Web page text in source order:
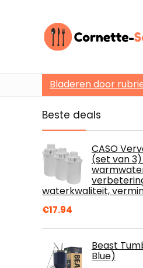
Bladeren door
Beste deals
CASO
(set van
waterkwaliteit,
€17.94
Beast
Blue)